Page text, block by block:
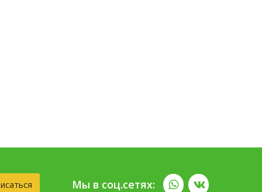
Мы в соц.сетях: